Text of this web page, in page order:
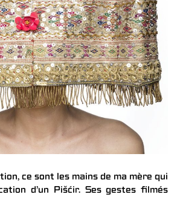
ce sont les mains de ma mère qui
d’un Pišćir. Ses gestes filmés